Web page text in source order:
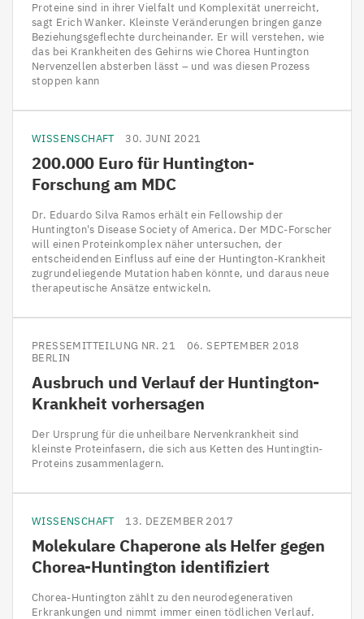
Proteine sind in ihrer Vielfalt und Komplexität unerreicht,
sagt Erich Wanker. Kleinste Veränderungen bringen ganze
Beziehungsgeflechte durcheinander. Er will verstehen, wie
das bei Krankheiten des Gehirns wie Chorea Huntington
Nervenzellen absterben lässt – und was diesen Prozess
stoppen kann
WISSENSCHAFT 30. JUNI 2021
200.000 Euro für Huntington-
Forschung am MDC
Dr. Eduardo Silva Ramos erhält ein Fellowship der
Huntington's Disease Society of America. Der MDC-Forscher
will einen Proteinkomplex näher untersuchen, der
entscheidenden Einfluss auf eine der Huntington-Krankheit
zugrundeliegende Mutation haben könnte, und daraus neue
therapeutische Ansätze entwickeln.
PRESSEMITTEILUNG NR. 21
06. SEPTEMBER 2018
BERLIN
Ausbruch und Verlauf der Huntington-
Krankheit vorhersagen
Der Ursprung für die unheilbare Nervenkrankheit sind
kleinste Proteinfasern, die sich aus Ketten des Huntingtin-
Proteins zusammenlagern.
WISSENSCHAFT 13. DEZEMBER 2017
Molekulare Chaperone als Helfer gegen
Chorea-Huntington identifiziert
Chorea-Huntington zählt zu den neurodegenerativen
Erkrankungen und nimmt immer einen tödlichen Verlauf.